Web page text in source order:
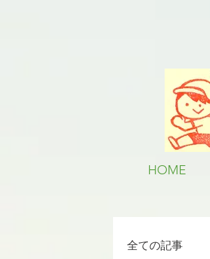
HOME
全ての記事